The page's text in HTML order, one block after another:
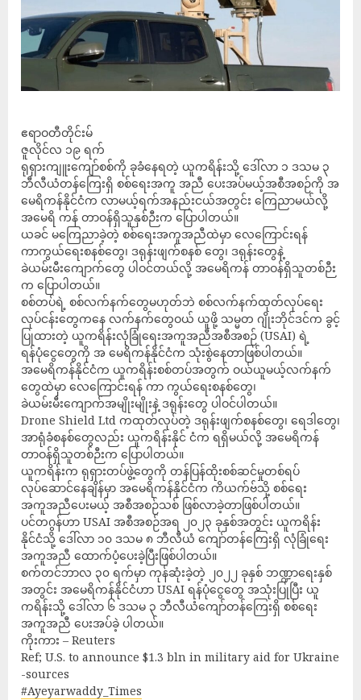
ဧရာဝတီတိုင်းမ်
ဇူလိုင်လ ၁၉ ရက်
ရုရှားကျူးကျော်စစ်ကို ခုခံနေရတဲ့ ယူကရိန်းသို့ ဒေါ်လာ ၁ ဒသမ ၃
ဘီလီယံတန်ကြေးရှိ စစ်ရေးအကူ အညီ ပေးအပ်မယ့်အစီအစဉ်ကို အ
မေရိကန်နိုင်ငံက လာမယ့်ရက်အနည်းငယ်အတွင်း ကြေညာမယ်လို့
အမေရိ ကန် တာဝန်ရှိသူနှစ်ဉီးက ပြောပါတယ်။
ယခင် မကြေညာခဲ့တဲ့ စစ်ရေးအကူအညီထဲမှာ လေကြောင်းရန်
ကာကွယ်ရေးစနစ်တွေ၊ ဒရုန်းဖျက်စနစ် တွေ၊ ဒရုန်းတွေနဲ့
ခဲယမ်းမီးကျောက်တွေ ပါဝင်တယ်လို့ အမေရိကန် တာဝန်ရှိသူတစ်ဉီး
က ပြောပါတယ်။
စစ်တပ်ရဲ့ စစ်လက်နက်တွေမဟုတ်ဘဲ စစ်လက်နက်ထုတ်လုပ်ရေး
လုပ်ငန်းတွေကနေ လက်နက်တွေဝယ် ယူဖို့ သမ္မတ ဂျိုးဘိုင်ဒင်က ခွင့်
ပြုထားတဲ့ ယူကရိန်းလုံခြုံရေးအကူအညီအစီအစဉ် (USAI) ရဲ့
ရန်ပုံငွေတွေကို အ မေရိကန်နိုင်ငံက သုံးစွဲနေတာဖြစ်ပါတယ်။
အမေရိကန်နိုင်ငံက ယူကရိန်းစစ်တပ်အတွက် ဝယ်ယူမယ့်လက်နက်
တွေထဲမှာ လေကြောင်းရန် ကာ ကွယ်ရေးစနစ်တွေ၊
ခဲယမ်းမီးကျောက်အမျိုးမျိုးနဲ့ ဒရုန်းတွေ ပါဝင်ပါတယ်။
Drone Shield Ltd ကထုတ်လုပ်တဲ့ ဒရုန်းဖျက်စနစ်တွေ၊ ရေဒါတွေ၊
အာရုံခံစနစ်တွေလည်း ယူကရိန်းနိုင် ငံက ရရှိမယ်လို့ အမေရိကန်
တာဝန်ရှိသူတစ်ဉီးက ပြောပါတယ်။
ယူကရိန်းက ရုရှားတပ်ဖွဲ့တွေကို တန်ပြန်ထိုးစစ်ဆင်မှုတစ်ရပ်
လုပ်ဆောင်နေချိန်မှာ အမေရိကန်နိုင်ငံက ကိယက်ဗ်သို့ စစ်ရေး
အကူအညီပေးမယ့် အစီအစဉ်သစ် ဖြစ်လာခဲ့တာဖြစ်ပါတယ်။
ပင်တဂွန်ဟာ USAI အစီအစဉ်အရ ၂၀၂၃ ခုနှစ်အတွင်း ယူကရိန်း
နိုင်ငံသို့ ဒေါ်လာ ၁၀ ဒသမ ၈ ဘီလီယံ ကျော်တန်ကြေးရှိ လုံခြုံရေး
အကူအညီ ထောက်ပံ့ပေးခဲ့ပြီးဖြစ်ပါတယ်။
စက်တင်ဘာလ ၃၀ ရက်မှာ ကုန်ဆုံးခဲ့တဲ့ ၂၀၂၂ ခုနှစ် ဘဏ္ဍာရေးနှစ်
အတွင်း အမေရိကန်နိုင်ငံဟာ USAI ရန်ပုံငွေတွေ အသုံးပြုပြီး ယူ
ကရိန်းသို့ ဒေါ်လာ ၆ ဒသမ ၃ ဘီလီယံကျော်တန်ကြေးရှိ စစ်ရေး
အကူအညီ ပေးအပ်ခဲ့ ပါတယ်။
ကိုးကား – Reuters
Ref; U.S. to announce $1.3 bln in military aid for Ukraine
-sources
#Ayeyarwaddy_Times